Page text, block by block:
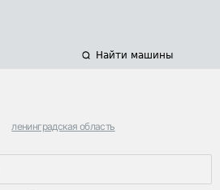
Найти машины
ленинградская область
10